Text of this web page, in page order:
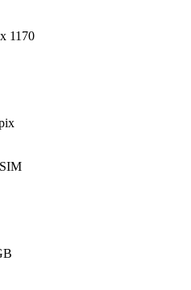
1170